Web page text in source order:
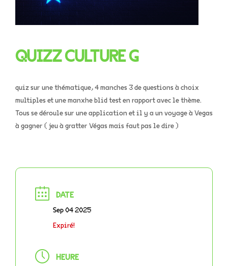
QUIZZ CULTURE G
quiz sur une thématique, 4 manches 3 de questions à choix
multiples et une manxhe blid test en rapport avec le thème.
Tous se déroule sur une application et il y a un voyage à Vegas
à gagner ( jeu à gratter Végas mais faut pas le dire )
DATE
Sep 04 2025
Expiré!
HEURE